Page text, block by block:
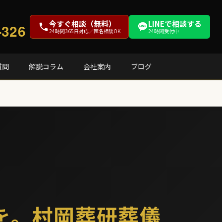
今すぐ相談（無料）
24時間365日対応／匿名相談OK
LINEで相談する
24時間受付中
問 解説コラム 会社案内 ブログ
。村岡葬研葬儀